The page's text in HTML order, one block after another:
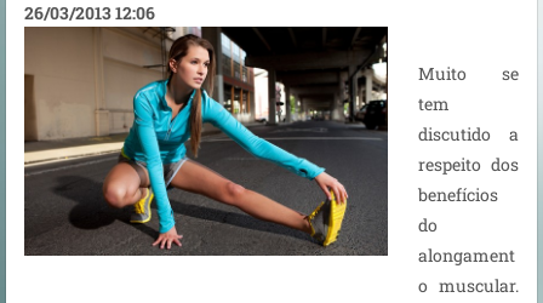
26/03/2013 12:06
Muito se
tem
discutido a
respeito dos
benefícios
do
alongament
o muscular.